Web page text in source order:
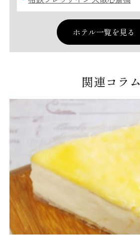
ホテル一覧を見る
関連コラム